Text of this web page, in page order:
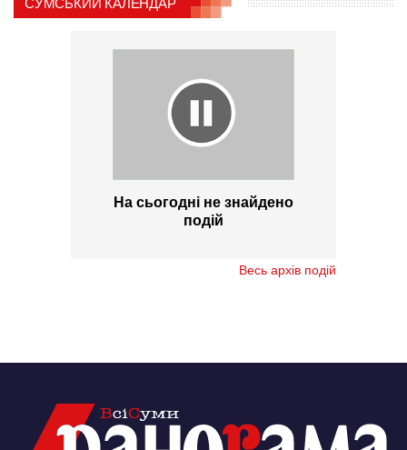
СУМСЬКИЙ КАЛЕНДАР
На сьогодні не знайдено
подій
Весь архів подій